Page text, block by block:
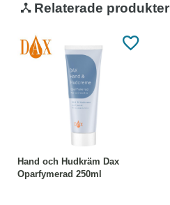
Relaterade produkter
Hand och Hudkräm Dax
Oparfymerad 250ml